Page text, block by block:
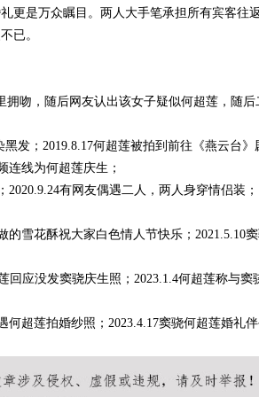
更是万众瞩目。两人大手笔承担所有宾客往返
已。
拥吻，随后网友认出该女子疑似何超莲，随后
发；2019.8.17何超莲被拍到前往《燕云台》
连线为何超莲庆生；
有网友偶遇二人，两人身穿情侣装；
的雪花酥祝大家白色情人节快乐；2021.5.10
回应没发窦骁庆生照；2023.1.4何超莲称与窦
何超莲拍婚纱照；2023.4.17窦骁何超莲婚礼